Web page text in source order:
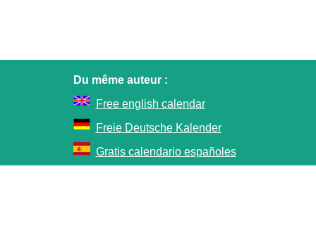
Du même auteur :
Free english calendar
Freie Deutsche Kalender
Gratis calendario españoles